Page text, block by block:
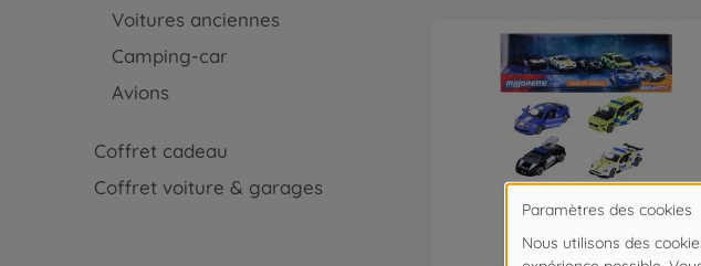
Voitures anciennes
Camping-car
Avions
Coffret cadeau
Coffret voiture & garages